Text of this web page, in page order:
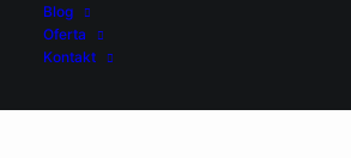
Blog
Oferta
Kontakt